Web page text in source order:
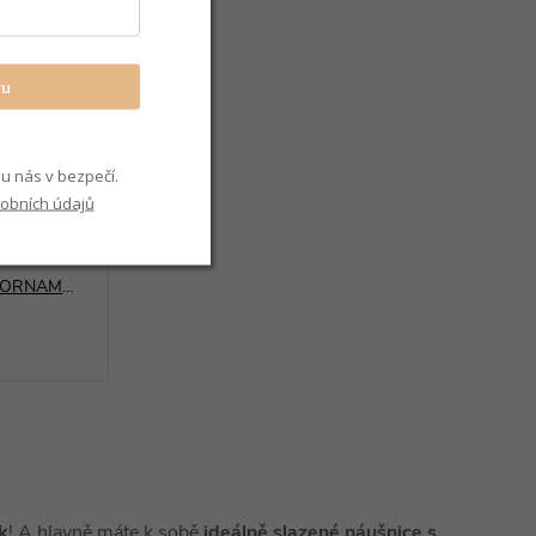
13811 Stříbrná souprava ORNAMENT visací
nás v bezpečí.
údajů